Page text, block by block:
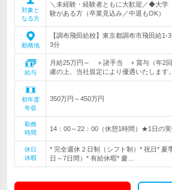
対象と
なる方
＼未経験・経験者ともに大歓迎／◆大学
験がある方（卒業見込み／中退もOK）
勤務地
【調布飛田給校】東京都調布市飛田給1-
3分
給与
月給25万円～ ＋諸手当 ＋賞与（年2
慮の上、当社規定により優遇いたしま
初年度
年収
350万円～450万円
勤務
時間
14：00～22：00（休憩1時間）★1日の
休日
休暇
* 完全週休２日制（シフト制）* 祝日* 夏
日～7日間）* 有給休暇* 慶…